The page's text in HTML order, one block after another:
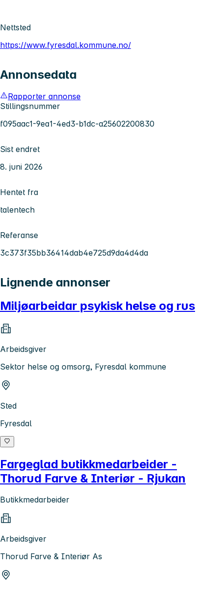
Nettsted
https://www.fyresdal.kommune.no/
Annonsedata
Rapporter annonse
Stillingsnummer
f095aac1-9ea1-4ed3-b1dc-a25602200830
Sist endret
8. juni 2026
Hentet fra
talentech
Referanse
3c373f35bb36414dab4e725d9da4d4da
Lignende annonser
Miljøarbeidar psykisk helse og rus
Arbeidsgiver
Sektor helse og omsorg, Fyresdal kommune
Sted
Fyresdal
Fargeglad butikkmedarbeider -
Thorud Farve & Interiør - Rjukan
Butikkmedarbeider
Arbeidsgiver
Thorud Farve & Interiør As